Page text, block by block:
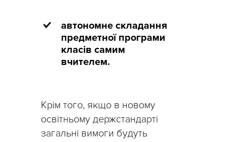
автономне складання
предметної програми
класів самим
вчителем.
Крім того, якщо в новому
освітньому держстандарті
загальні вимоги будуть